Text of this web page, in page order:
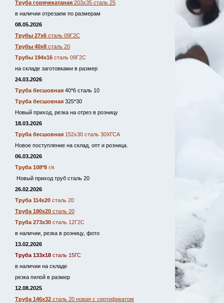
Труба горячекатаная 203х35 сталь 25
в наличии отрезаем по размерам
08.05.2026
Трубы 27х6 сталь 09Г2С
Трубы 40х8 сталь 20
Трубы 194х16 сталь 09Г2С
на складе заготовками в размер
24.03.2026
Труба бесшовная 40*6 сталь 10
Труба бесшовная 325*30
Новый приход, резка на отрез в розницу
18.03.2026
Труба бесшовная 152х30 сталь 30ХГСА
Новое поступление на склад, опт и розница.
06.03.2026
Труба 108*8 г/к
Новый приход труб сталь 20
26.02.2026
Труба 114х20 сталь 20
Труба 180х20 сталь 20
Труба 273х30 сталь 12Г2С
в наличии, резка в розницу, фото
13.02.2026
Труба 133х18 сталь 15ГС
в наличии на складе
резка пилой в размер
12.08.2025
Труба 146х32 сталь 20 новая с сертификатом